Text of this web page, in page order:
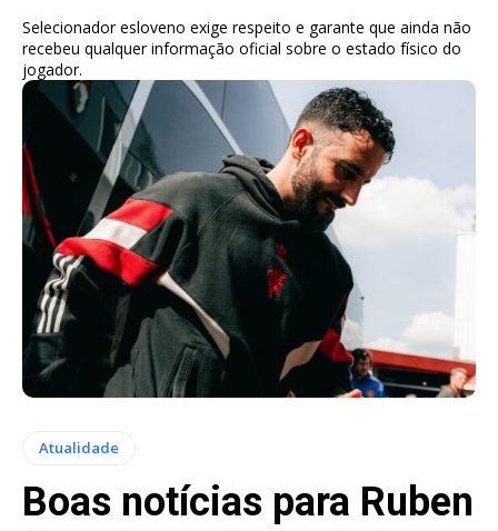
Selecionador esloveno exige respeito e garante que ainda não
recebeu qualquer informação oficial sobre o estado físico do
jogador.
Atualidade
Boas notícias para Ruben